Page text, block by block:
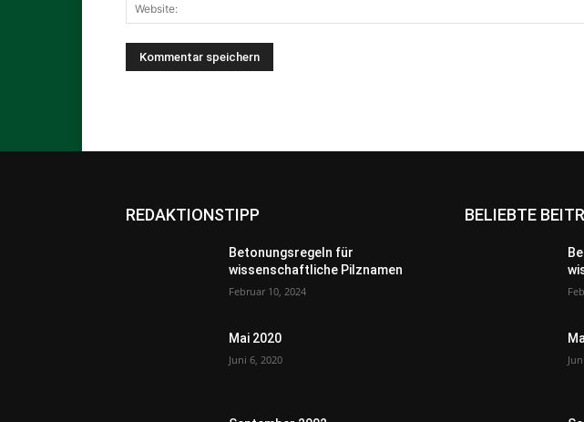
REDAKTIONSTIPP
Betonungsregeln für
wissenschaftliche Pilznamen
Februar 10, 2024
Mai 2020
Juni 6, 2020
BELIEBTE